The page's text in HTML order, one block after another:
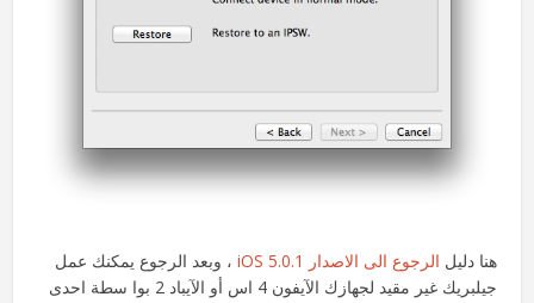
هنا دليل الرجوع الى الاصدار iOS 5.0.1
، وبعد الرجوع يمكنك عمل
جيلبريك غير مقيد لجهازك الآيفون 4 اس أو الآيباد 2 بوا سطة احدى